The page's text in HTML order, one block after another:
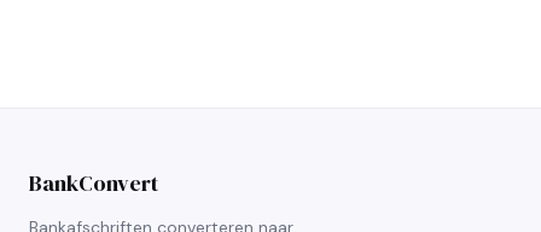
BankConvert
Bankafschriften converteren naar